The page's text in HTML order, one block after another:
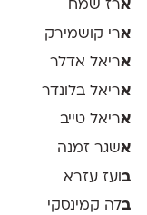
ארז שמח
ארי קושמירק
אריאל אדלר
אריאל בלונדר
אריאל טייב
אשגר זמנה
בועז עזרא
בלה קמינסקי